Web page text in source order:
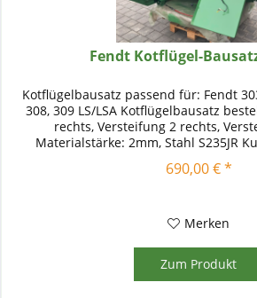
Fendt Kotflügel-
Kotflügelbausatz passend für: Fendt
308, 309 LS/LSA Kotflügelbausatz
rechts, Versteifung 2 rechts,
Materialstärke: 2mm, Stahl S235JR
detaillierte...
690,00 € *
Merken
Zum Produkt